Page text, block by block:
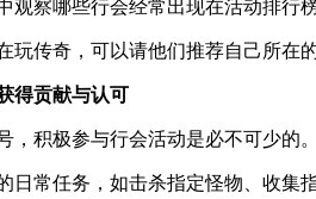
观察哪些行会经常出现在活动排行
玩传奇，可以请他们推荐自己所在的
得贡献与认可
，积极参与行会活动是必不可少的
日常任务，如击杀指定怪物、收集